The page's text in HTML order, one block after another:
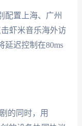
配置上海、广州
虾米音乐海外访
延迟控制在80ms
的同时，用